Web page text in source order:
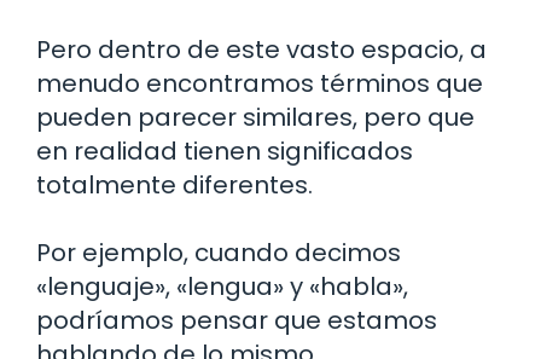
Pero dentro de este vasto espacio, a
menudo encontramos términos que
pueden parecer similares, pero que
en realidad tienen significados
totalmente diferentes.
Por ejemplo, cuando decimos
«lenguaje», «lengua» y «habla»,
podríamos pensar que estamos